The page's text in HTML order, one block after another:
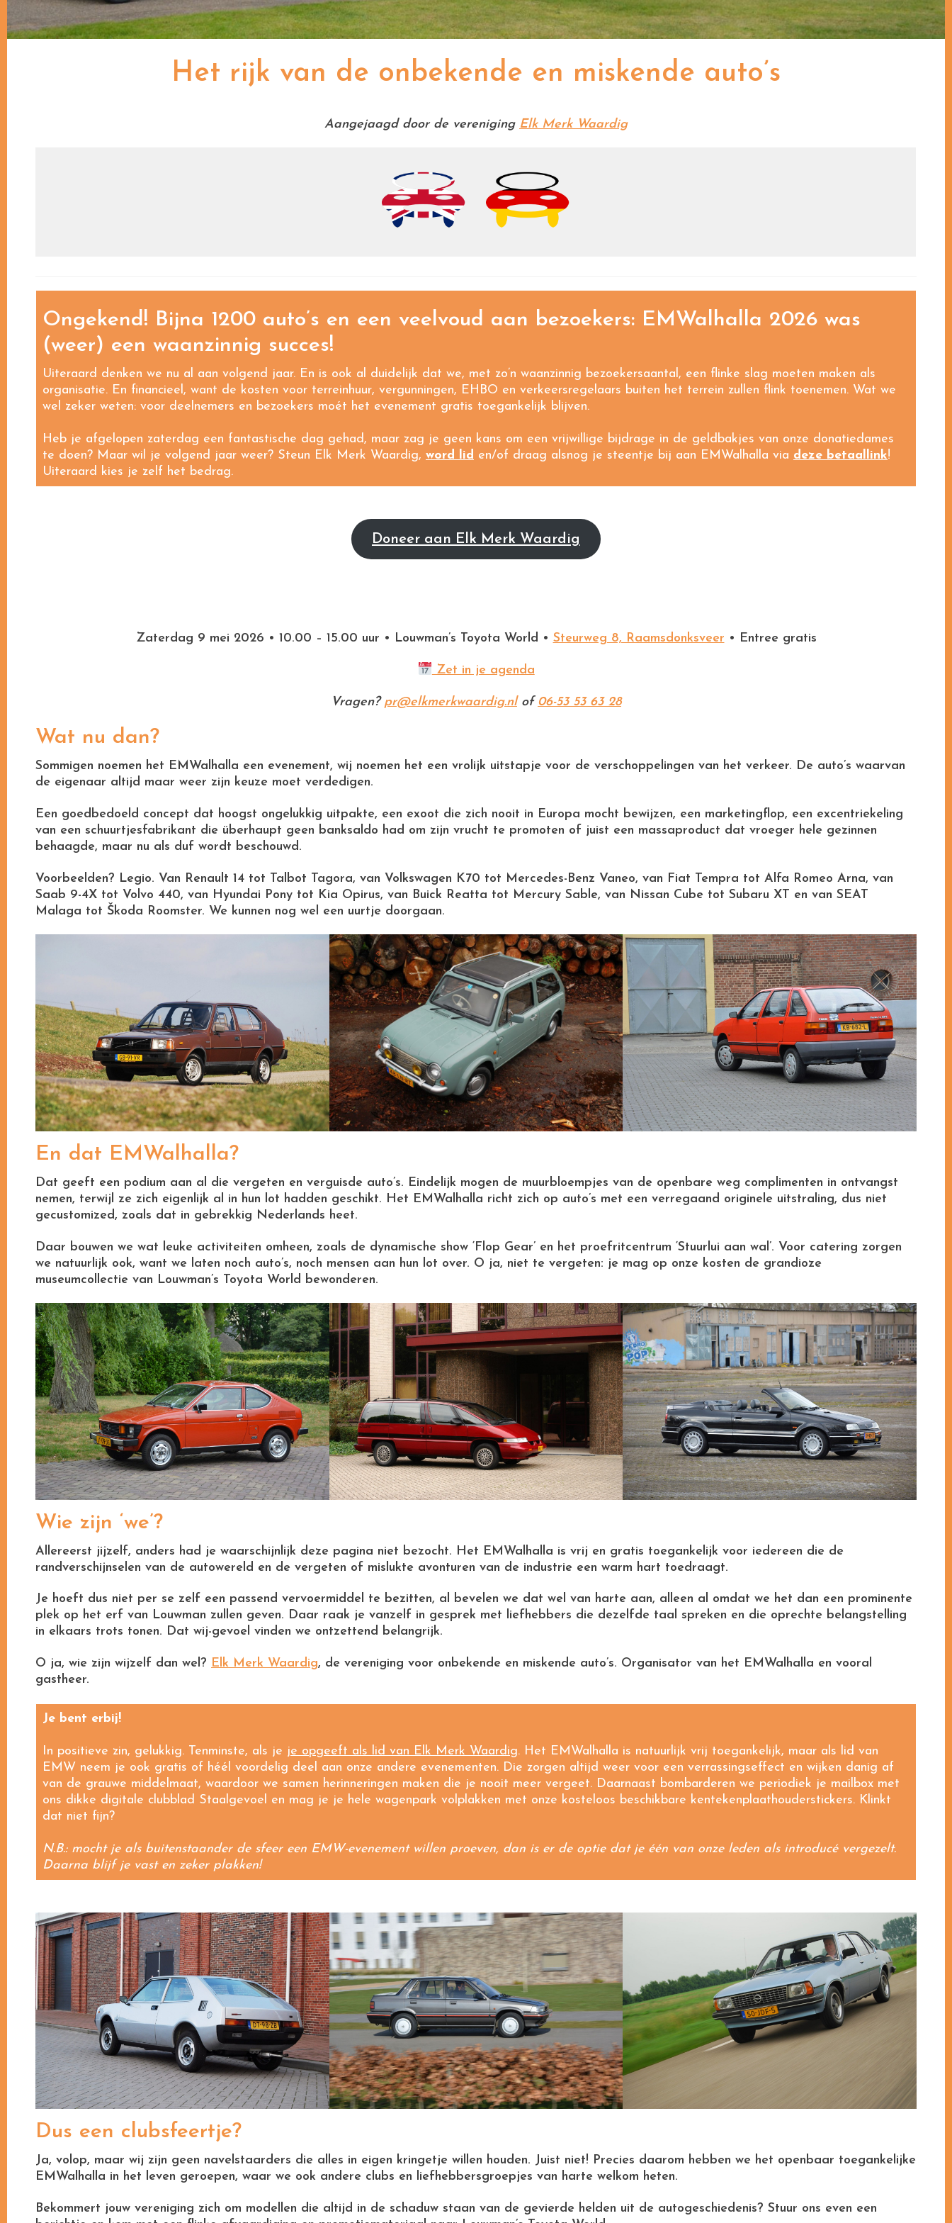
Het rijk van de onbekende en miskende auto’s
Aangejaagd door de vereniging Elk Merk Waardig
Ongekend! Bijna 1200 auto’s en een veelvoud aan bezoekers: EMWalhalla 2026 was
(weer) een waanzinnig succes!
Uiteraard denken we nu al aan volgend jaar. En is ook al duidelijk dat we, met zo’n waanzinnig bezoekersaantal, een flinke slag moeten maken als
organisatie. En financieel, want de kosten voor terreinhuur, vergunningen, EHBO en verkeersregelaars buiten het terrein zullen flink toenemen. Wat we
wel zeker weten: voor deelnemers en bezoekers moét het evenement gratis toegankelijk blijven.
Heb je afgelopen zaterdag een fantastische dag gehad, maar zag je geen kans om een vrijwillige bijdrage in de geldbakjes van onze donatiedames
te doen? Maar wil je volgend jaar weer? Steun Elk Merk Waardig, word lid en/of draag alsnog je steentje bij aan EMWalhalla via deze betaallink!
Uiteraard kies je zelf het bedrag.
Doneer aan Elk Merk Waardig
Zaterdag 9 mei 2026 • 10.00 – 15.00 uur • Louwman’s Toyota World • Steurweg 8, Raamsdonksveer • Entree gratis
Zet in je agenda
Vragen? pr@elkmerkwaardig.nlof 06-53 53 63 28
Wat nu dan?
Sommigen noemen het EMWalhalla een evenement, wij noemen het een vrolijk uitstapje voor de verschoppelingen van het verkeer. De auto’s waarvan
de eigenaar altijd maar weer zijn keuze moet verdedigen.
Een goedbedoeld concept dat hoogst ongelukkig uitpakte, een exoot die zich nooit in Europa mocht bewijzen, een marketingflop, een excentriekeling
van een schuurtjesfabrikant die überhaupt geen banksaldo had om zijn vrucht te promoten of juist een massaproduct dat vroeger hele gezinnen
behaagde, maar nu als duf wordt beschouwd.
Voorbeelden? Legio. Van Renault 14 tot Talbot Tagora, van Volkswagen K70 tot Mercedes-Benz Vaneo, van Fiat Tempra tot Alfa Romeo Arna, van
Saab 9-4X tot Volvo 440, van Hyundai Pony tot Kia Opirus, van Buick Reatta tot Mercury Sable, van Nissan Cube tot Subaru XT en van SEAT
Malaga tot Škoda Roomster. We kunnen nog wel een uurtje doorgaan.
En dat EMWalhalla?
Dat geeft een podium aan al die vergeten en verguisde auto’s. Eindelijk mogen de muurbloempjes van de openbare weg complimenten in ontvangst
nemen, terwijl ze zich eigenlijk al in hun lot hadden geschikt. Het EMWalhalla richt zich op auto’s met een verregaand originele uitstraling, dus niet
gecustomized, zoals dat in gebrekkig Nederlands heet.
Daar bouwen we wat leuke activiteiten omheen, zoals de dynamische show ‘Flop Gear’ en het proefritcentrum ‘Stuurlui aan wal’. Voor catering zorgen
we natuurlijk ook, want we laten noch auto’s, noch mensen aan hun lot over. O ja, niet te vergeten: je mag op onze kosten de grandioze
museumcollectie van Louwman’s Toyota World bewonderen.
Wie zijn ‘we’?
Allereerst jijzelf, anders had je waarschijnlijk deze pagina niet bezocht. Het EMWalhalla is vrij en gratis toegankelijk voor iedereen die de
randverschijnselen van de autowereld en de vergeten of mislukte avonturen van de industrie een warm hart toedraagt.
Je hoeft dus niet per se zelf een passend vervoermiddel te bezitten, al bevelen we dat wel van harte aan, alleen al omdat we het dan een prominente
plek op het erf van Louwman zullen geven. Daar raak je vanzelf in gesprek met liefhebbers die dezelfde taal spreken en die oprechte belangstelling
in elkaars trots tonen. Dat wij-gevoel vinden we ontzettend belangrijk.
O ja, wie zijn wijzelf dan wel? Elk Merk Waardig, de vereniging voor onbekende en miskende auto’s. Organisator van het EMWalhalla en vooral
gastheer.
Je bent erbij!
In positieve zin, gelukkig. Tenminste, als je je opgeeft als lid van Elk Merk Waardig. Het EMWalhalla is natuurlijk vrij toegankelijk, maar als lid van
EMW neem je ook gratis of héél voordelig deel aan onze andere evenementen. Die zorgen altijd weer voor een verrassingseffect en wijken danig af
van de grauwe middelmaat, waardoor we samen herinneringen maken die je nooit meer vergeet. Daarnaast bombarderen we periodiek je mailbox met
ons dikke digitale clubblad Staalgevoel en mag je je hele wagenpark volplakken met onze kosteloos beschikbare kentekenplaathouderstickers. Klinkt
dat niet fijn?
N.B.: mocht je als buitenstaander de sfeer een EMW-evenement willen proeven, dan is er de optie dat je één van onze leden als introducé vergezelt.
Daarna blijf je vast en zeker plakken!
Dus een clubsfeertje?
Ja, volop, maar wij zijn geen navelstaarders die alles in eigen kringetje willen houden. Juist niet! Precies daarom hebben we het openbaar toegankelijke
EMWalhalla in het leven geroepen, waar we ook andere clubs en liefhebbersgroepjes van harte welkom heten.
Bekommert jouw vereniging zich om modellen die altijd in de schaduw staan van de gevierde helden uit de autogeschiedenis? Stuur ons even een